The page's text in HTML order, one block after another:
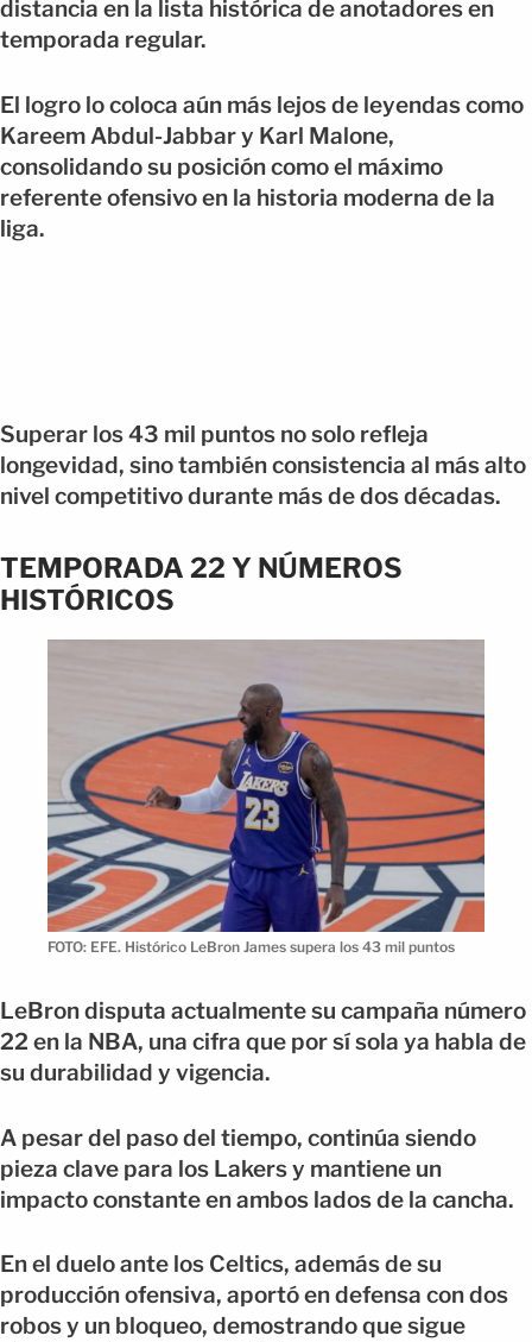
distancia en la lista histórica de anotadores en
temporada regular.
El logro lo coloca aún más lejos de leyendas como
Kareem Abdul-Jabbar y Karl Malone,
consolidando su posición como el máximo
referente ofensivo en la historia moderna de la
liga.
Superar los 43 mil puntos no solo refleja
longevidad, sino también consistencia al más alto
nivel competitivo durante más de dos décadas.
TEMPORADA 22 Y NÚMEROS
HISTÓRICOS
FOTO: EFE. Histórico LeBron James supera los 43 mil puntos
LeBron disputa actualmente su campaña número
22 en la NBA, una cifra que por sí sola ya habla de
su durabilidad y vigencia.
A pesar del paso del tiempo, continúa siendo
pieza clave para los Lakers y mantiene un
impacto constante en ambos lados de la cancha.
En el duelo ante los Celtics, además de su
producción ofensiva, aportó en defensa con dos
robos y un bloqueo, demostrando que sigue